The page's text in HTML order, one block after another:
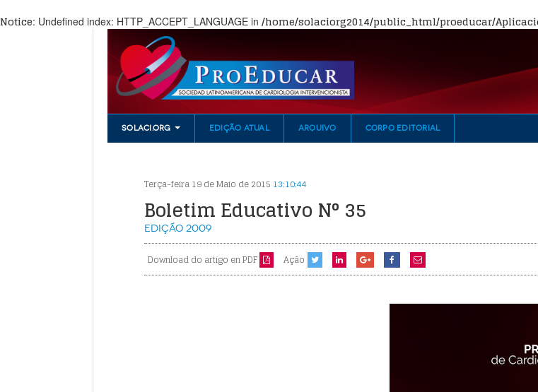
Notice: Undefined index: HTTP_ACCEPT_LANGUAGE in /home/solaciorg2014/public_html/proeducar/
SOLACI.ORG EDIÇÃO ATUAL ARQUIVO CORPO EDITORIAL
Terça-feira 19 de Maio de 2015 13:10:44
Boletim Educativo N° 35
Edição 2009
Download do artigo en PDF Ação